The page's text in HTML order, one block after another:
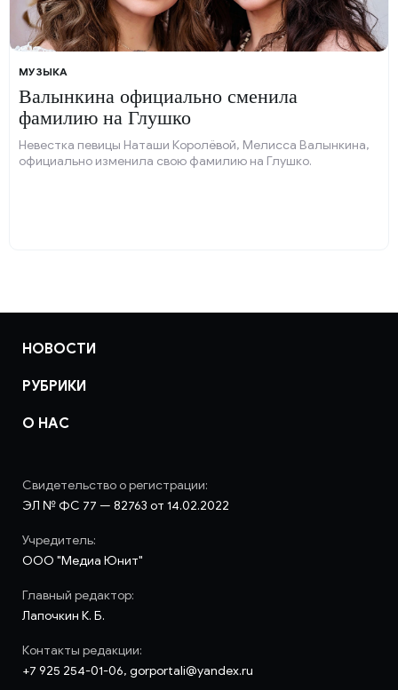
МУЗЫКА
Валынкина официально сменила
фамилию на Глушко
Невестка певицы Наташи Королёвой, Мелисса Валынкина,
официально изменила свою фамилию на Глушко.
НОВОСТИ
РУБРИКИ
О НАС
Свидетельство о регистрации:
ЭЛ № ФС 77 — 82763 от 14.02.2022
Учредитель:
ООО "Медиа Юнит"
Главный редактор:
Лапочкин К. Б.
Контакты редакции:
+7 925 254-01-06, gorportali@yandex.ru